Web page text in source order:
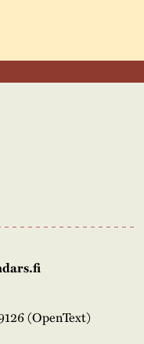
(OpenText)